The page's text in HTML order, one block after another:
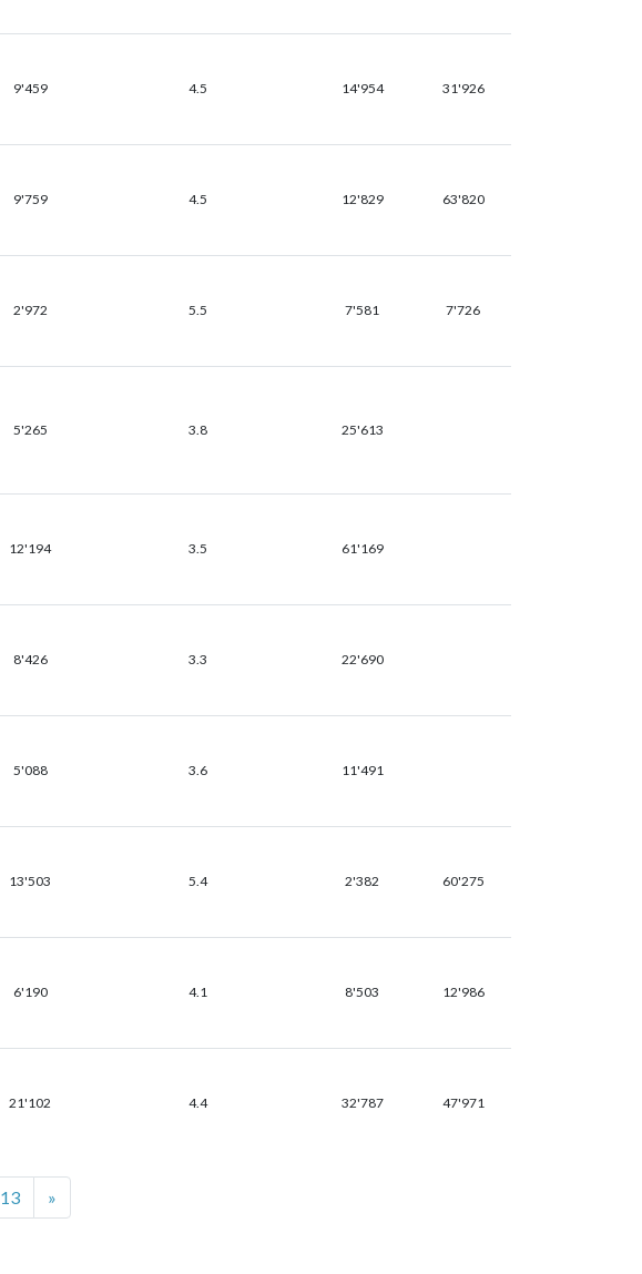
9'459 4.5 14'954 31'926
9'759 4.5 12'829 63'820
2'972 5.5 7'581 7'726
5'265 3.8 25'613
12'194 3.5 61'169
8'426 3.3 22'690
5'088 3.6 11'491
13'503 5.4 2'382 60'275
6'190 4.1 8'503 12'986
21'102 4.4 32'787 47'971
13 »Next